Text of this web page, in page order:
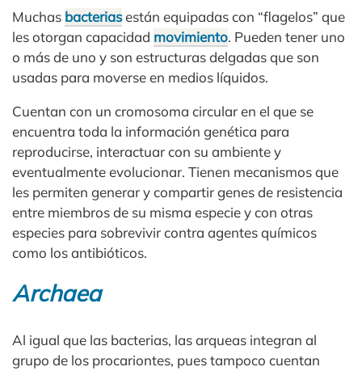
Muchas bacteriasestán equipadas con “flagelos” que
les otorgan capacidad movimiento. Pueden tener uno
o más de uno y son estructuras delgadas que son
usadas para moverse en medios líquidos.
Cuentan con un cromosoma circular en el que se
encuentra toda la información genética para
reproducirse, interactuar con su ambiente y
eventualmente evolucionar. Tienen mecanismos que
les permiten generar y compartir genes de resistencia
entre miembros de su misma especie y con otras
especies para sobrevivir contra agentes químicos
como los antibióticos.
Archaea
Al igual que las bacterias, las arqueas integran al
grupo de los procariontes, pues tampoco cuentan